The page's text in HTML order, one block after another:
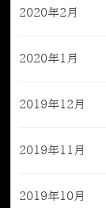
2020年2月
2020年1月
2019年12月
2019年11月
2019年10月